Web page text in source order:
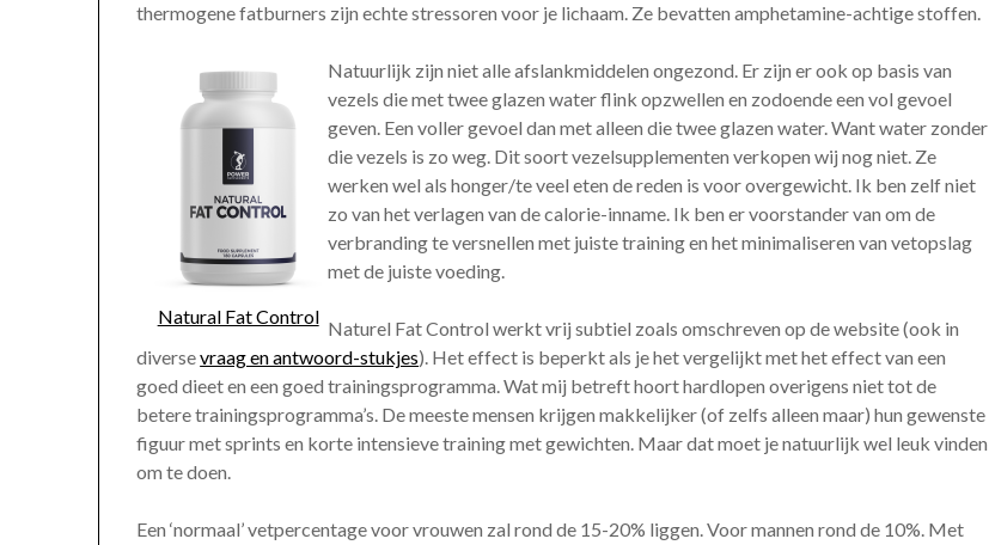
thermogene fatburners zijn echte stressoren voor je lichaam. Ze bevatten amphetamine-achtige stoffen.
Natural Fat Control
Natuurlijk zijn niet alle afslankmiddelen ongezond. Er zijn er ook op basis van
vezels die met twee glazen water flink opzwellen en zodoende een vol gevoel
geven. Een voller gevoel dan met alleen die twee glazen water. Want water zonder
die vezels is zo weg. Dit soort vezelsupplementen verkopen wij nog niet. Ze
werken wel als honger/te veel eten de reden is voor overgewicht. Ik ben zelf niet
zo van het verlagen van de calorie-inname. Ik ben er voorstander van om de
verbranding te versnellen met juiste training en het minimaliseren van vetopslag
met de juiste voeding.
Naturel Fat Control werkt vrij subtiel zoals omschreven op de website (ook in
diversevraag en antwoord-stukjes). Het effect is beperkt als je het vergelijkt met het effect van een
goed dieet en een goed trainingsprogramma. Wat mij betreft hoort hardlopen overigens niet tot de
betere trainingsprogramma’s. De meeste mensen krijgen makkelijker (of zelfs alleen maar) hun gewenste
figuur met sprints en korte intensieve training met gewichten. Maar dat moet je natuurlijk wel leuk vinden
om te doen.
Een ‘normaal’ vetpercentage voor vrouwen zal rond de 15-20% liggen. Voor mannen rond de 10%. Met